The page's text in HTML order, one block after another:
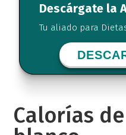
Descárgate la
Tu aliado para
Calorías